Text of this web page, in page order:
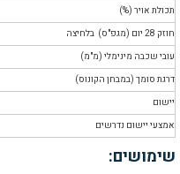
תכולת אויר (%)
חוזק 28 יום (מגפ"ס) בלחיצה
עובי שכבה מינימלי (מ"מ)
דרגת סומך (במבחן הקונוס)
יישום
אמצעי יישום נדרשים
שימושים: